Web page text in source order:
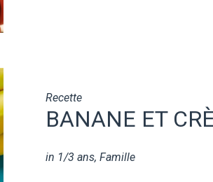
Recette
BANANE ET
in 1/3 ans, Famille